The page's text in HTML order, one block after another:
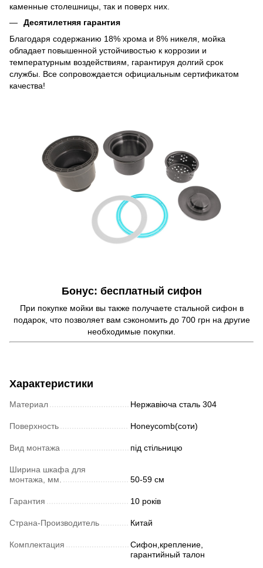
каменные столешницы, так и поверх них.
Десятилетняя гарантия
Благодаря содержанию 18% хрома и 8% никеля, мойка
обладает повышенной устойчивостью к коррозии и
температурным воздействиям, гарантируя долгий срок
службы. Все сопровождается официальным сертификатом
качества!
Бонус: бесплатный сифон
При покупке мойки вы также получаете стальной сифон в
подарок, что позволяет вам сэкономить до 700 грн на другие
необходимые покупки.
Характеристики
Материал Нержавіюча сталь 304
Поверхность Honeycomb(соти)
Вид монтажа під стільницю
Ширина шкафа для
монтажа, мм.
50-59 см
Гарантия 10 років
Страна-Производитель Китай
Комплектация
Сифон,крепление,
гарантийный талон